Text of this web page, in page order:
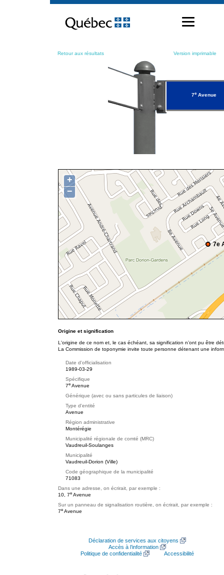
contenu
Retour aux résultats Version imprimable
7eAvenue
7e
+
−
Origine et signification
L'origine de ce nom et, le cas échéant, sa signification n’ont pu être
La Commission de toponymie invite toute personne détenant une
Date d'officialisation
1989-03-29
Spécifique
7e Avenue
Générique (avec ou sans particules de liaison)
Type d'entité
Avenue
Région administrative
Montérégie
Municipalité régionale de comté (MRC)
Vaudreuil-Soulanges
Municipalité
Vaudreuil-Dorion (Ville)
Code géographique de la municipalité
71083
Dans une adresse, on écrirait, par exemple :
10, 7e Avenue
Sur un panneau de signalisation routière, on écrirait, par exemple :
7e Avenue
Déclaration de services aux citoyens
Accès à l’information
Politique de confidentialité
Accessibilité